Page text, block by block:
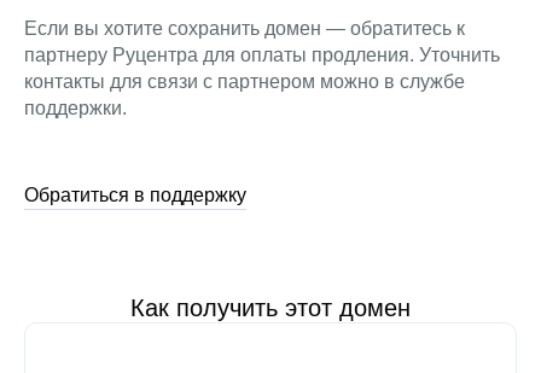
Если вы хотите сохранить домен — обратитесь к
партнеру Руцентра для оплаты продления. Уточнить
контакты для связи с партнером можно в службе
поддержки.
Обратиться в поддержку
Как получить этот домен